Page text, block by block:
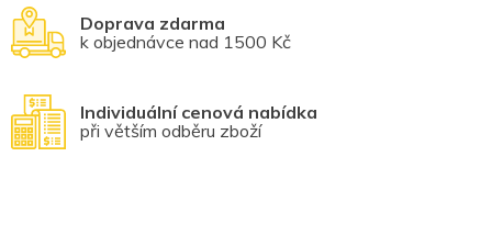
Doprava zdarma
k objednávce nad 1500 Kč
Individuální cenová nabídka
při větším odběru zboží